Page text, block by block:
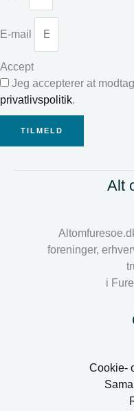
E-mail
Accept
Jeg accepterer at
privatlivspolitik.
TILMELD
Alt
foreninger,
i
Cookie-